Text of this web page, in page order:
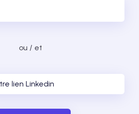
ou / et